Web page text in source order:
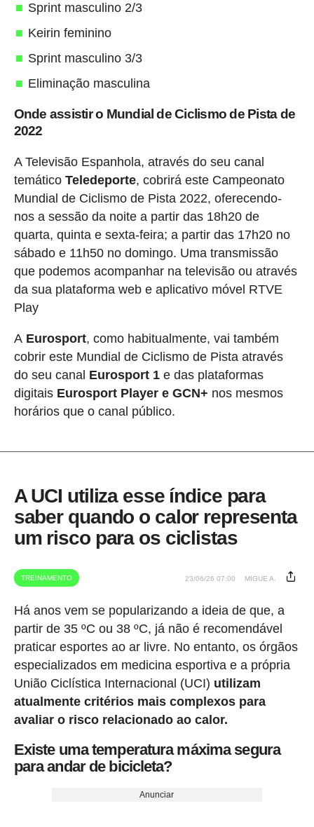
Sprint masculino 2/3
Keirin feminino
Sprint masculino 3/3
Eliminação masculina
Onde assistir o Mundial de Ciclismo de Pista de
2022
A Televisão Espanhola, através do seu canal
temático Teledeporte, cobrirá este Campeonato
Mundial de Ciclismo de Pista 2022, oferecendo-
nos a sessão da noite a partir das 18h20 de
quarta, quinta e sexta-feira; a partir das 17h20 no
sábado e 11h50 no domingo. Uma transmissão
que podemos acompanhar na televisão ou através
da sua plataforma web e aplicativo móvel RTVE
Play
AEurosport, como habitualmente, vai também
cobrir este Mundial de Ciclismo de Pista através
do seu canal Eurosport 1e das plataformas
digitais Eurosport Player e GCN+ nos mesmos
horários que o canal público.
A UCI utiliza esse índice para
saber quando o calor representa
um risco para os ciclistas
TREINAMENTO 23/06/26 07:00 MIGUE A.
Há anos vem se popularizando a ideia de que, a
partir de 35 ºC ou 38 ºC, já não é recomendável
praticar esportes ao ar livre. No entanto, os órgãos
especializados em medicina esportiva e a própria
União Ciclística Internacional (UCI) utilizam
atualmente critérios mais complexos para
avaliar o risco relacionado ao calor.
Existe uma temperatura máxima segura
para andar de bicicleta?
Anunciar